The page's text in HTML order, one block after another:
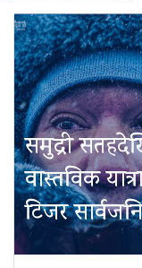
समुद्री
वास्तविक
टिजर